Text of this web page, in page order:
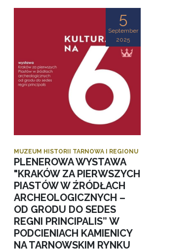
5
September
2025
MUZEUM HISTORII TARNOWA I REGIONU
PLENEROWA WYSTAWA
"KRAKÓW ZA PIERWSZYCH
PIASTÓW W ŹRÓDŁACH
ARCHEOLOGICZNYCH –
OD GRODU DO SEDES
REGNI PRINCIPALIS” W
PODCIENIACH KAMIENICY
NA TARNOWSKIM RYNKU